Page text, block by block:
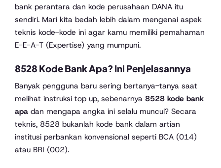
bank perantara dan kode perusahaan DANA itu
sendiri. Mari kita bedah lebih dalam mengenai aspek
teknis kode-kode ini agar kamu memiliki pemahaman
E-E-A-T (Expertise) yang mumpuni.
8528 Kode Bank Apa? Ini Penjelasannya
Banyak pengguna baru sering bertanya-tanya saat
melihat instruksi top up, sebenarnya 8528 kode bank
apa dan mengapa angka ini selalu muncul? Secara
teknis, 8528 bukanlah kode bank dalam artian
institusi perbankan konvensional seperti BCA (014)
atau BRI (002).